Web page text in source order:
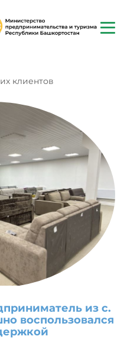
клиентов
из с.
воспользовался